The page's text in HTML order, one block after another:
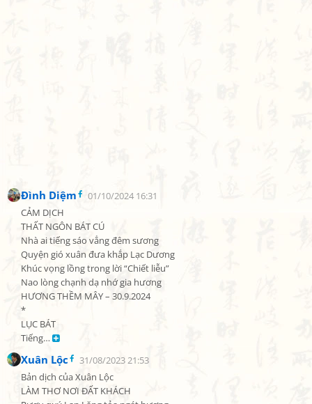
Đình Diệm
01/10/2024 16:31
CẢM DỊCH
THẤT NGÔN BÁT CÚ
Nhà ai tiếng sáo vẳng đêm sương
Quyện gió xuân đưa khắp Lạc Dương
Khúc vọng lồng trong lời “Chiết liễu”
Nao lòng chạnh dạ nhớ gia hương
HƯƠNG THỀM MÂY – 30.9.2024
*
LỤC BÁT
Tiếng…
Xuân Lộc
31/08/2023 21:53
Bản dịch của Xuân Lộc
LÀM THƠ NƠI ĐẤT KHÁCH